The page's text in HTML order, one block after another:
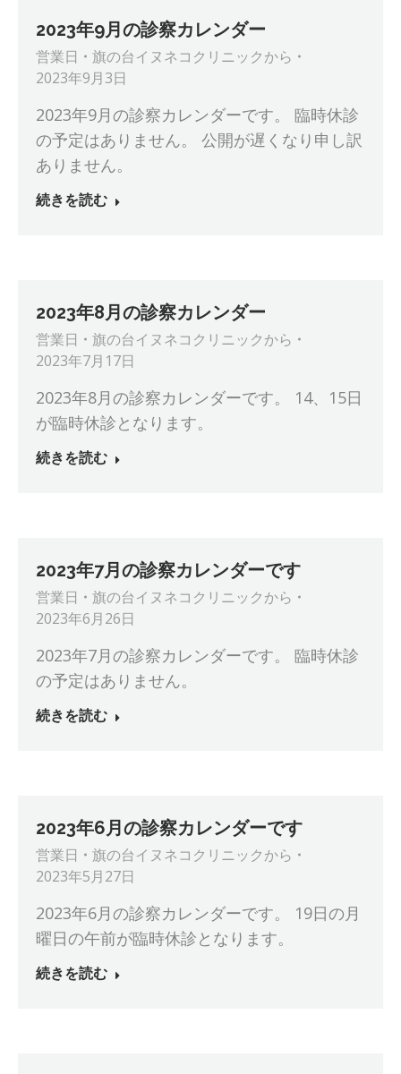
2023年9月の診察カレンダー
営業日 旗の台イヌネコクリニックから
2023年9月3日
2023年9月の診察カレンダーです。 臨時休診
の予定はありません。 公開が遅くなり申し訳
ありません。
続きを読む
2023年8月の診察カレンダー
営業日 旗の台イヌネコクリニックから
2023年7月17日
2023年8月の診察カレンダーです。 14、15日
が臨時休診となります。
続きを読む
2023年7月の診察カレンダーです
営業日 旗の台イヌネコクリニックから
2023年6月26日
2023年7月の診察カレンダーです。 臨時休診
の予定はありません。
続きを読む
2023年6月の診察カレンダーです
営業日 旗の台イヌネコクリニックから
2023年5月27日
2023年6月の診察カレンダーです。 19日の月
曜日の午前が臨時休診となります。
続きを読む